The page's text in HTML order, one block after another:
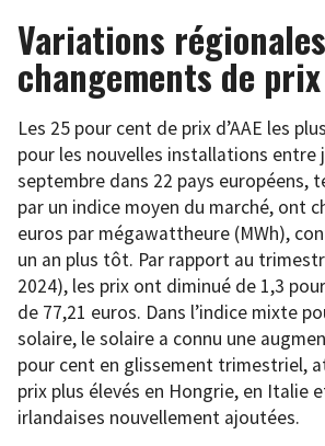
Variations
changements de prix
Les 25 pour cent de prix d’AAE les
pour les nouvelles installations entre
septembre dans 22 pays européens,
par un indice moyen du marché, ont
euros par mégawattheure (MWh),
un an plus tôt. Par rapport au
2024), les prix ont diminué de 1,3
de 77,21 euros. Dans l’indice mixte
solaire, le solaire a connu une
pour cent en glissement trimestriel,
prix plus élevés en Hongrie, en Italie
irlandaises nouvellement ajoutées.